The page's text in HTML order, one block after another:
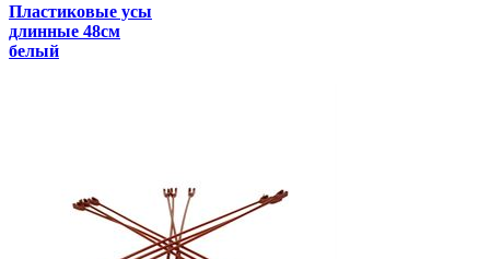
Пластиковые усы
длинные 48см
белый